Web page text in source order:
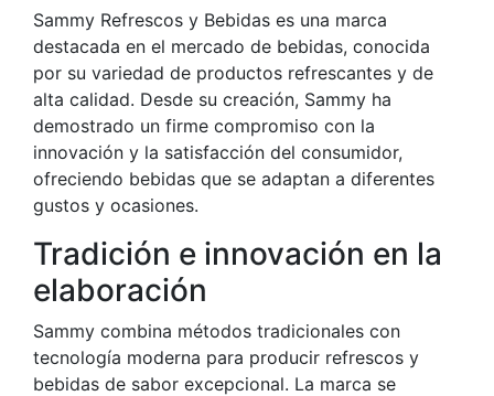
Sammy Refrescos y Bebidas es una marca
destacada en el mercado de bebidas, conocida
por su variedad de productos refrescantes y de
alta calidad. Desde su creación, Sammy ha
demostrado un firme compromiso con la
innovación y la satisfacción del consumidor,
ofreciendo bebidas que se adaptan a diferentes
gustos y ocasiones.
Tradición e innovación en la
elaboración
Sammy combina métodos tradicionales con
tecnología moderna para producir refrescos y
bebidas de sabor excepcional. La marca se